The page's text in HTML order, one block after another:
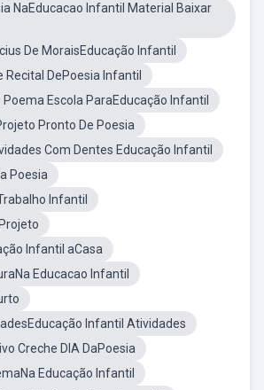
NaEducacao Infantil Material Baixar
De MoraisEducação Infantil
DePoesia Infantil
Poema Escola ParaEducação Infantil
Pronto De Poesia
Com Dentes Educação Infantil
Poesia
Infantil
Infantil aCasa
Educacao Infantil
Infantil Atividades
Creche DIA DaPoesia
Educação Infantil